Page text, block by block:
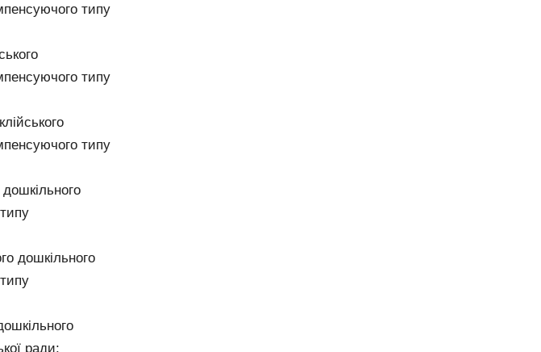
типу
типу
типу
дошкільного
ради;